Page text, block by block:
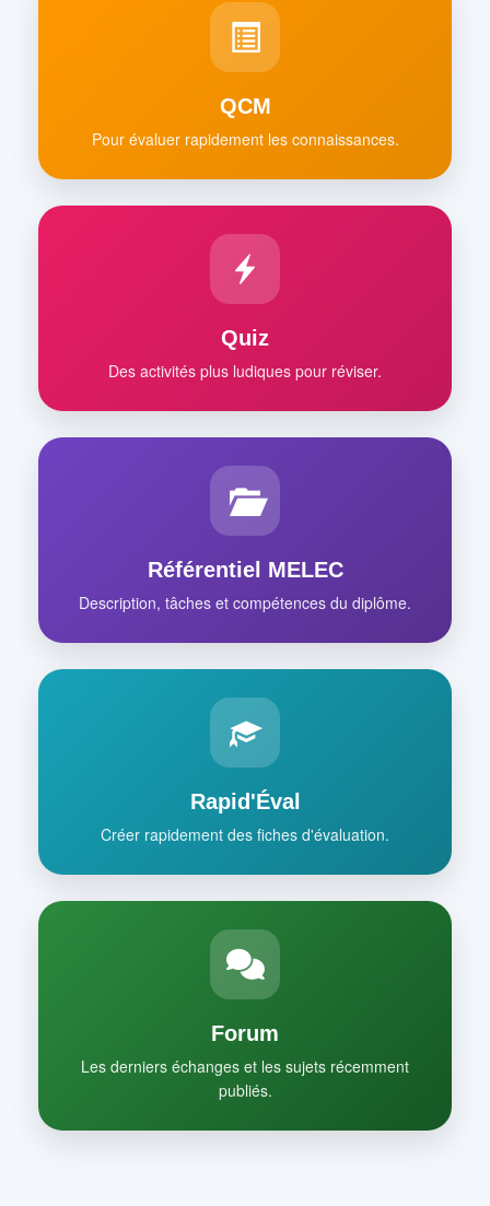
QCM
Pour évaluer rapidement les connaissances.
Quiz
Des activités plus ludiques pour réviser.
Référentiel MELEC
Description, tâches et compétences du diplôme.
Rapid'Éval
Créer rapidement des fiches d'évaluation.
Forum
Les derniers échanges et les sujets récemment
publiés.